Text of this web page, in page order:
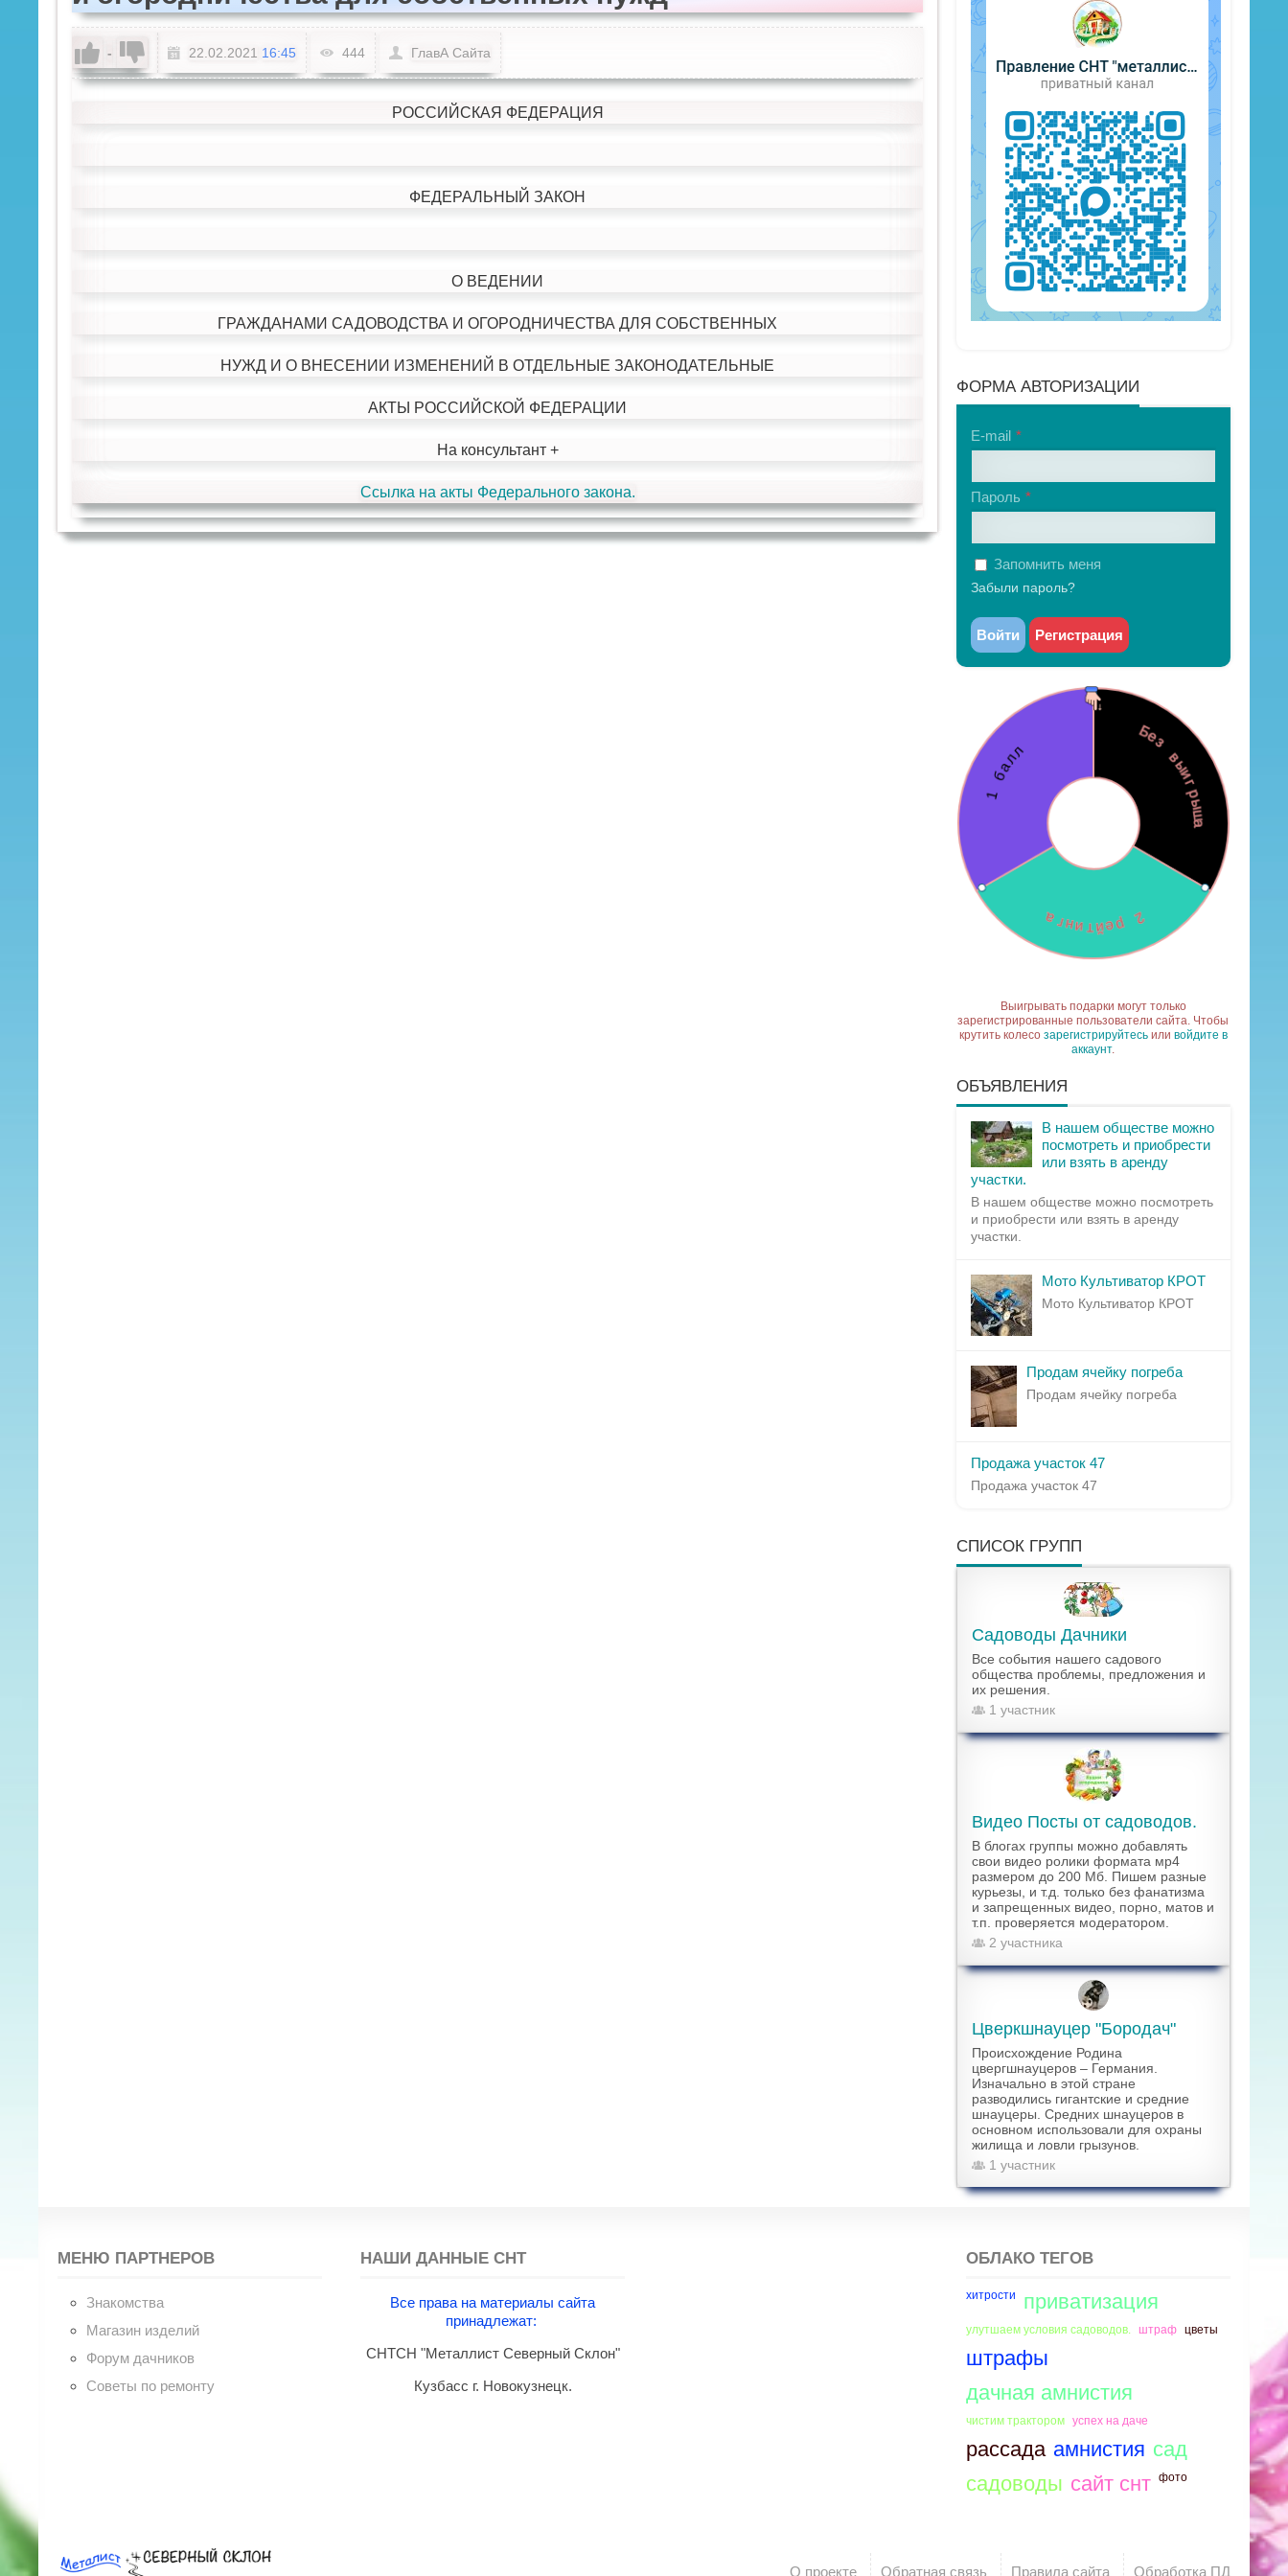
- 22.02.2021 16:45 444 ГлавА Сайта
РОССИЙСКАЯ ФЕДЕРАЦИЯ
ФЕДЕРАЛЬНЫЙ ЗАКОН
О ВЕДЕНИИ
ГРАЖДАНАМИ САДОВОДСТВА И ОГОРОДНИЧЕСТВА ДЛЯ СОБСТВЕННЫХ
НУЖД И О ВНЕСЕНИИ ИЗМЕНЕНИЙ В ОТДЕЛЬНЫЕ ЗАКОНОДАТЕЛЬНЫЕ
АКТЫ РОССИЙСКОЙ ФЕДЕРАЦИИ
На консультант +
Ссылка на акты Федерального закона.
ФОРМА АВТОРИЗАЦИИ
E-mail
Пароль
Запомнить меня
Забыли пароль?
Войти Регистрация
Выигрывать подарки могут только
зарегистрированные пользователи сайта. Чтобы
крутить колесо зарегистрируйтесьили войдите в
аккаунт.
ОБЪЯВЛЕНИЯ
В нашем обществе можно
посмотреть и приобрести
или взять в аренду
участки.
В нашем обществе можно посмотреть
и приобрести или взять в аренду
участки.
Мото Культиватор КРОТ
Мото Культиватор КРОТ
Продам ячейку погреба
Продам ячейку погреба
Продажа участок 47
Продажа участок 47
СПИСОК ГРУПП
Садоводы Дачники
Все события нашего садового
общества проблемы, предложения и
их решения.
1 участник
Видео Посты от садоводов.
В блогах группы можно добавлять
свои видео ролики формата мр4
размером до 200 Мб. Пишем разные
курьезы, и т.д. только без фанатизма
и запрещенных видео, порно, матов и
т.п. проверяется модератором.
2 участника
Цверкшнауцер "Бородач"
Происхождение Родина
цвергшнауцеров – Германия.
Изначально в этой стране
разводились гигантские и средние
шнауцеры. Средних шнауцеров в
основном использовали для охраны
жилища и ловли грызунов.
1 участник
МЕНЮ ПАРТНЕРОВ
Знакомства
Магазин изделий
Форум дачников
Советы по ремонту
НАШИ ДАННЫЕ СНТ
Все права на материалы сайта
принадлежат:
СНТСН "Металлист Северный Склон"
Кузбасс г. Новокузнецк.
ОБЛАКО ТЕГОВ
хитрости приватизация
улутшаем условия садоводов. штраф цветы
штрафы
дачная амнистия
чистим трактором успех на даче
рассада амнистия сад
садоводы сайт снт фото
О проекте Обратная связь Правила сайта Обработка ПД